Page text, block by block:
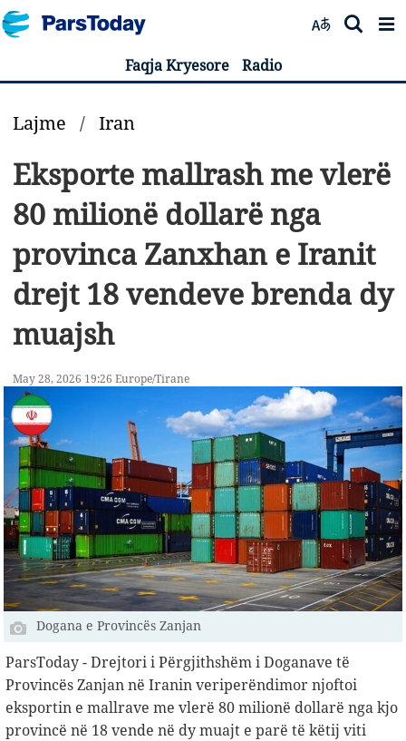
Faqja Kryesore Radio
Lajme / Iran
Eksporte mallrash me vlerë
80 milionë dollarë nga
provinca Zanxhan e Iranit
drejt 18 vendeve brenda dy
muajsh
May 28, 2026 19:26 Europe/Tirane
Dogana e Provincës Zanjan
ParsToday - Drejtori i Përgjithshëm i Doganave të
Provincës Zanjan në Iranin veriperëndimor njoftoi
eksportin e mallrave me vlerë 80 milionë dollarë nga kjo
provincë në 18 vende në dy muajt e parë të këtij viti